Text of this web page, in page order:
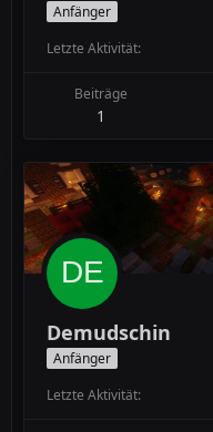
Anfänger
Letzte Aktivität
Beiträge
1
Demudschin
Anfänger
Letzte Aktivität